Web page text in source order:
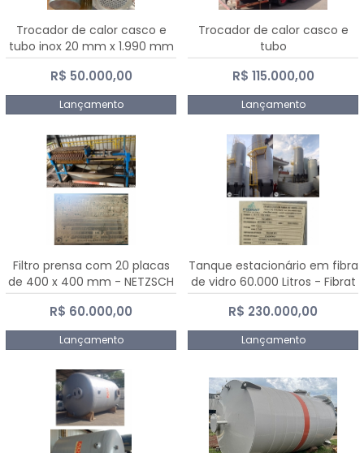
Trocador de calor casco e
tubo inox 20 mm x 1.990 mm
R$ 50.000,00
Lançamento
Trocador de calor casco e
tubo
R$ 115.000,00
Lançamento
Filtro prensa com 20 placas
de 400 x 400 mm - NETZSCH
R$ 60.000,00
Lançamento
Tanque estacionário em fibra
de vidro 60.000 Litros - Fibrat
R$ 230.000,00
Lançamento